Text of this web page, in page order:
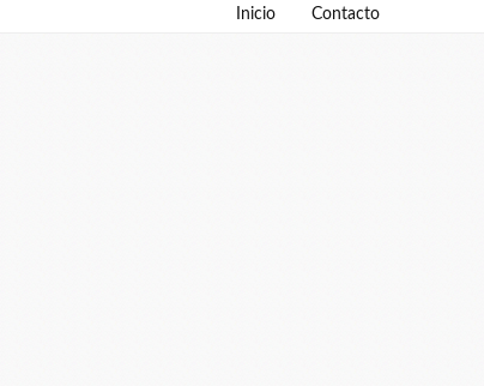
Inicio Contacto